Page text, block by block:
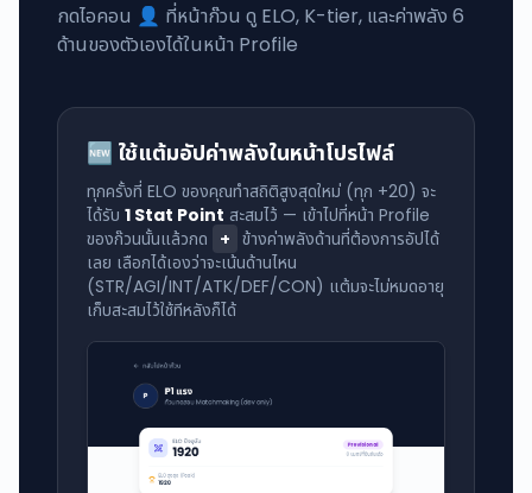
กดไอคอน 👤 ที่หน้าก๊วน ดู ELO, K-tier, และค่าพลัง 6
ด้านของตัวเองได้ในหน้า Profile
🆕 ใช้แต้มอัปค่าพลังในหน้าโปรไฟล์
ทุกครั้งที่ ELO ของคุณทำสถิติสูงสุดใหม่ (ทุก +20) จะ
ได้รับ 1 Stat Point สะสมไว้ — เข้าไปที่หน้า Profile
ของก๊วนนั้นแล้วกด + ข้างค่าพลังด้านที่ต้องการอัปได้
เลย เลือกได้เองว่าจะเน้นด้านไหน
(STR/AGI/INT/ATK/DEF/CON) แต้มจะไม่หมดอายุ
เก็บสะสมไว้ใช้ทีหลังก็ได้